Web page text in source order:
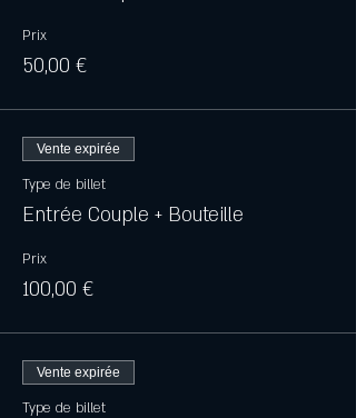
Prix
50,00 €
Vente expirée
Type de billet
Entrée Couple + Bouteille
Prix
100,00 €
Vente expirée
Type de billet